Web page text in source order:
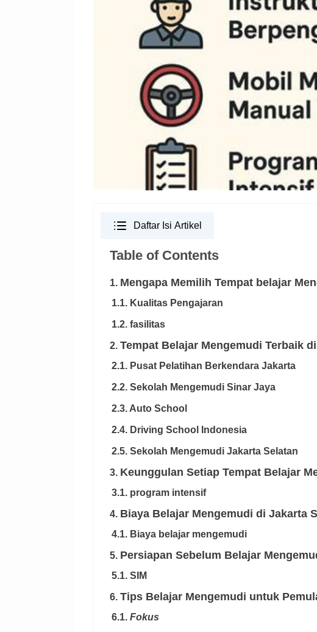
Daftar Isi Artikel
Table of Contents
1. Mengapa Memilih Tempat belajar
1.1. Kualitas Pengajaran
1.2. fasilitas
2. Tempat Belajar Mengemudi Terbaik
2.1. Pusat Pelatihan Berkendara Jakarta
2.2. Sekolah Mengemudi Sinar Jaya
2.3. Auto School
2.4. Driving School Indonesia
2.5. Sekolah Mengemudi Jakarta Selatan
3. Keunggulan Setiap Tempat Belajar
3.1. program intensif
4. Biaya Belajar Mengemudi di Jakarta
4.1. Biaya belajar mengemudi
5. Persiapan Sebelum Belajar
5.1. SIM
6. Tips Belajar Mengemudi untuk
6.1. Fokus